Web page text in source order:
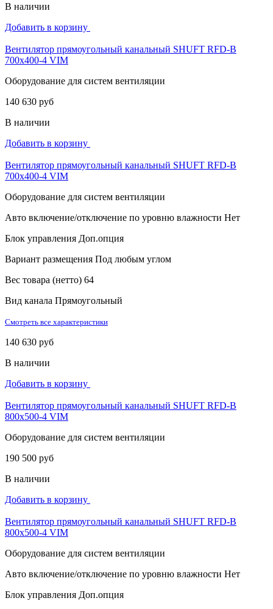
В наличии
Добавить в корзину
Вентилятор прямоугольный канальный SHUFT RFD-B
700х400-4 VIM
Оборудование для систем вентиляции
140 630 руб
В наличии
Добавить в корзину
Вентилятор прямоугольный канальный SHUFT RFD-B
700х400-4 VIM
Оборудование для систем вентиляции
Авто включение/отключение по уровню влажности Нет
Блок управления Доп.опция
Вариант размещения Под любым углом
Вес товара (нетто) 64
Вид канала Прямоугольный
Смотреть все характеристики
140 630 руб
В наличии
Добавить в корзину
Вентилятор прямоугольный канальный SHUFT RFD-B
800х500-4 VIM
Оборудование для систем вентиляции
190 500 руб
В наличии
Добавить в корзину
Вентилятор прямоугольный канальный SHUFT RFD-B
800х500-4 VIM
Оборудование для систем вентиляции
Авто включение/отключение по уровню влажности Нет
Блок управления Доп.опция